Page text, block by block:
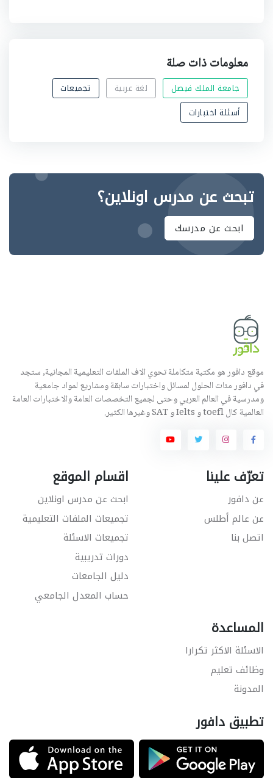
معلومات ذات صلة
جامعة الملك فيصل لغة عربية
تجميعات
أسئلة اختبارات
تبحث عن مدرس اونلاين؟
ابحث عن مدرسك
موقع دافور هو مكتبة متكاملة تحوي الاف الملفات التعليمية المجانية, ستجد
في دافور مئات الحلول لمسائل واختبارات سابقة ومشاريع لمواد جامعية
ومدرسية في العالم العربي وحتى لجميع التخصصات العامة والاختبارات العامة
العالمية كال toefl و Ielts و SAT وغيرها الكثير.
تعرّف علينا
عن دافور
عن عالم أطلس
اتصل بنا
اقسام الموقع
ابحث عن مدرس اونلاين
تجميعات الملفات التعليمية
تجميعات الاسئلة
دورات تدريبية
دليل الجامعات
حساب المعدل الجامعي
المساعدة
الاسئلة الاكثر تكرارا
وظائف تعليم
المدونة
تطبيق دافور